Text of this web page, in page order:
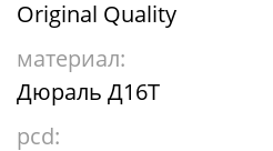
Original Quality
материал:
Дюраль Д16Т
pcd: